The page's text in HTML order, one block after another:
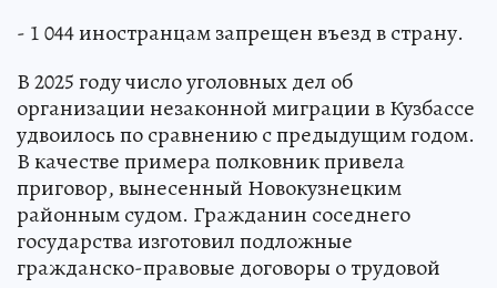
- 1 044 иностранцам запрещен въезд в страну.
В 2025 году число уголовных дел об
организации незаконной миграции в Кузбассе
удвоилось по сравнению с предыдущим годом.
В качестве примера полковник привела
приговор, вынесенный Новокузнецким
районным судом. Гражданин соседнего
государства изготовил подложные
гражданско-правовые договоры о трудовой